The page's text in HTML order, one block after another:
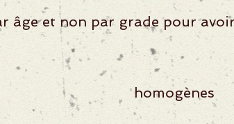
âge et non par grade pour
homogènes